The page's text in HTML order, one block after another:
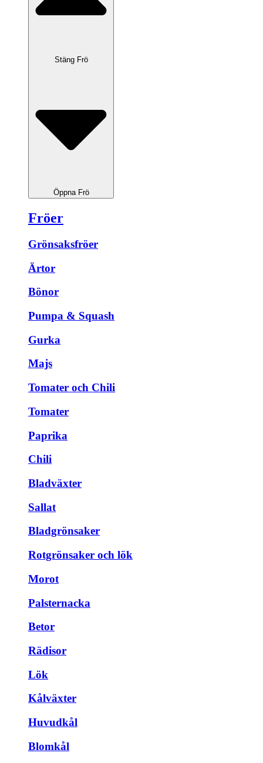
Stäng Frö
Öppna Frö
Fröer
Grönsaksfröer
Ärtor
Bönor
Pumpa & Squash
Gurka
Majs
Tomater och Chili
Tomater
Paprika
Chili
Bladväxter
Sallat
Bladgrönsaker
Rotgrönsaker och lök
Morot
Palsternacka
Betor
Rädisor
Lök
Kålväxter
Huvudkål
Blomkål